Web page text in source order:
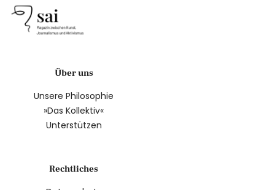
Über uns
Unsere Philosophie
»Das Kollektiv«
Unterstützen
Rechtliches